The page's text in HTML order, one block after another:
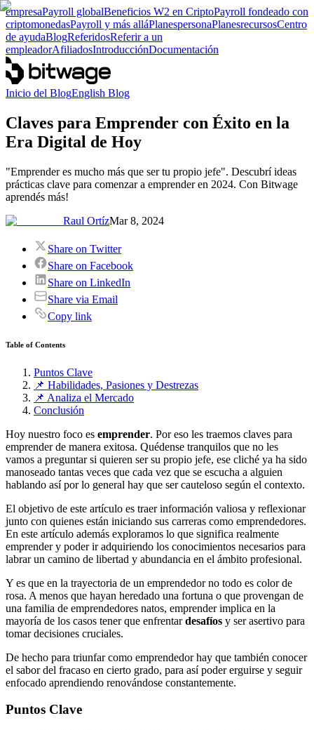
empresaPayroll globalBeneficios W2 en CriptoPayroll fondeado con
criptomonedasPayroll y más alláPlanespersonaPlanesrecursosCentro
de ayudaBlogReferidosReferir a un
empleadorAfiliadosIntroducciónDocumentación
Inicio del BlogEnglish Blog
Claves para Emprender con Éxito en la
Era Digital de Hoy
"Emprender es mucho más que ser tu propio jefe". Descubrí ideas
prácticas clave para comenzar a emprender en 2024. Con Bitwage
aprendés más!
Raul OrtízMar 8, 2024
Share on Twitter
Share on Facebook
Share on LinkedIn
Share via Email
Copy link
Table of Contents
Puntos Clave
📌 Habilidades, Pasiones y Destrezas
📌 Analiza el Mercado
Conclusión
Hoy nuestro foco es emprender. Por eso les traemos claves para
emprender de manera exitosa. Quédense tranquilos que no les
vamos a preguntar si quieren ser su propio jefe, ese cliché ya ha sido
manoseado tantas veces que cada vez que se escucha a alguien
hablando así por lo general hay que ser cauteloso según el contexto.
El objetivo de este artículo es traer información valiosa y reflexionar
junto con quienes están iniciando sus carreras como emprendedores.
En este artículo además exploramos lo que significa realmente
emprender y poder ir adquiriendo los conocimientos necesarios para
labrar un camino de libertad y abundancia en el ámbito profesional.
Y es que en la trayectoria de un emprendedor no todo es color de
rosa. A menos que hayan heredado una fortuna o que provengan de
una familia de emprendedores natos, emprender implica en la
mayoría de los casos tener que enfrentardesafíos y ser asertivo para
tomar decisiones cruciales.
De hecho para triunfar como emprendedor hay que también conocer
el sabor del fracaso en cierto grado, para así poder erguirse y seguir
enfocado aprendiendo renovándose constantemente.
Puntos Clave